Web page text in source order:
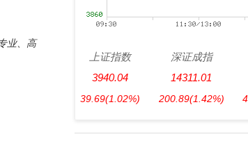
业、高
上证指数
3940.04
39.69(1.02%)
深证成指
14311.01
200.89(1.42%)